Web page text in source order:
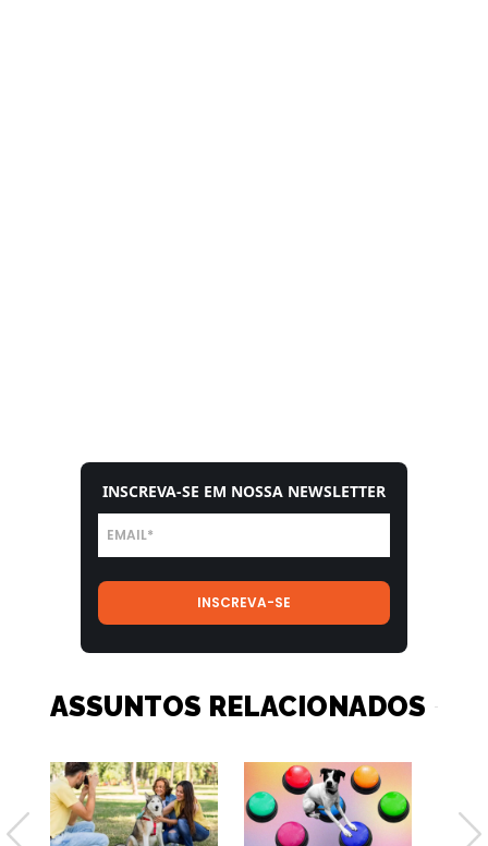
INSCREVA-SE EM NOSSA NEWSLETTER
ASSUNTOS RELACIONADOS